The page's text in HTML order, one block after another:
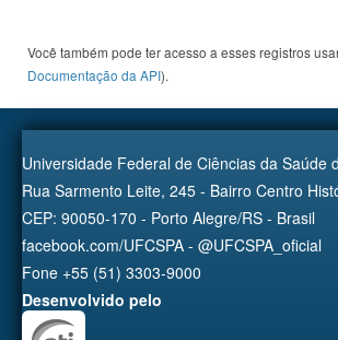
Você também pode ter acesso a esses registros
Documentação da API).
Universidade Federal de Ciências da Saúde
Rua Sarmento Leite, 245 - Bairro Centro
CEP: 90050-170 - Porto Alegre/RS - Brasil
facebook.com/UFCSPA - @UFCSPA_oficial
Fone +55 (51) 3303-9000
Desenvolvido pelo